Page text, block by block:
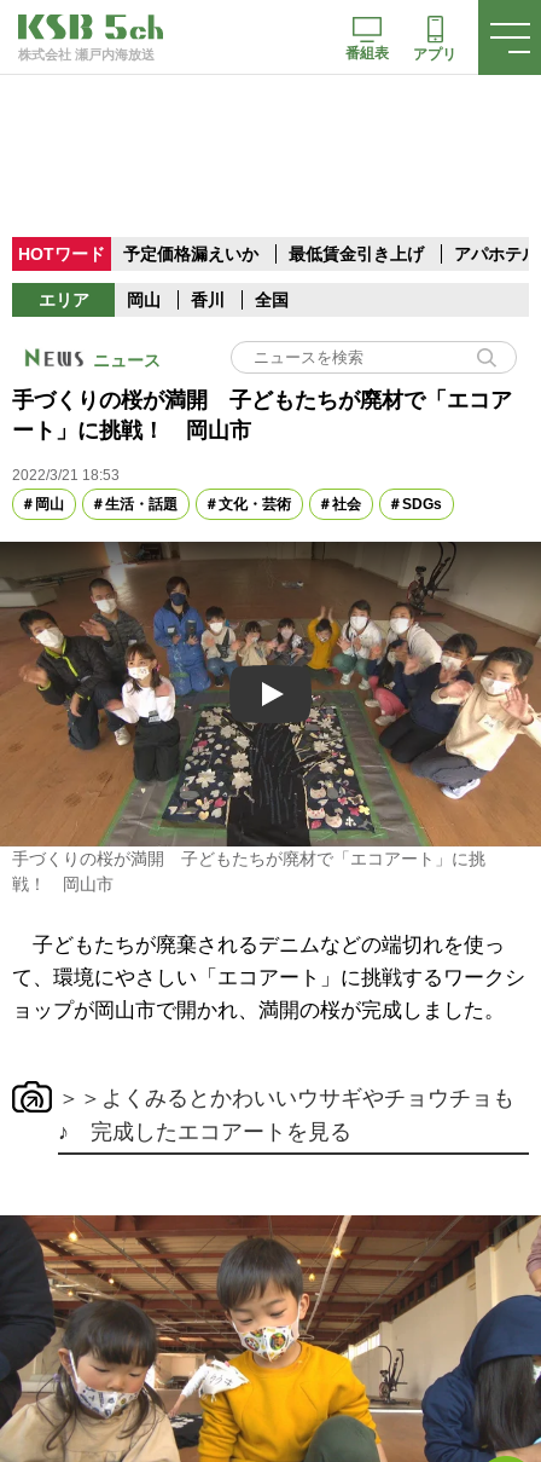
株式会社 瀬戸内海放送 番組表 アプリ
HOTワード 予定価格漏えいか 最低賃金引き上げ アパホテル
エリア 岡山 香川 全国
ニュース
手づくりの桜が満開 子どもたちが廃材で「エコア
ート」に挑戦！ 岡山市
2022/3/21 18:53
岡山
生活・話題 文化・芸術 社会 SDGs
Play
手づくりの桜が満開 子どもたちが廃材で「エコアート」に挑
戦！ 岡山市
子どもたちが廃棄されるデニムなどの端切れを使っ
て、環境にやさしい「エコアート」に挑戦するワークシ
ョップが岡山市で開かれ、満開の桜が完成しました。
＞＞よくみるとかわいいウサギやチョウチョも
♪ 完成したエコアートを見る